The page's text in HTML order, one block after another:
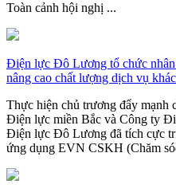
Toàn cảnh hội nghị ...
Điện lực Đô Lương tổ chức
nâng cao chất lượng dịch vụ
Thực hiện chủ trương đẩy mạnh
Điện lực miền Bắc và Công ty
Điện lực Đô Lương đã tích cực
ứng dụng EVN CSKH (Chăm